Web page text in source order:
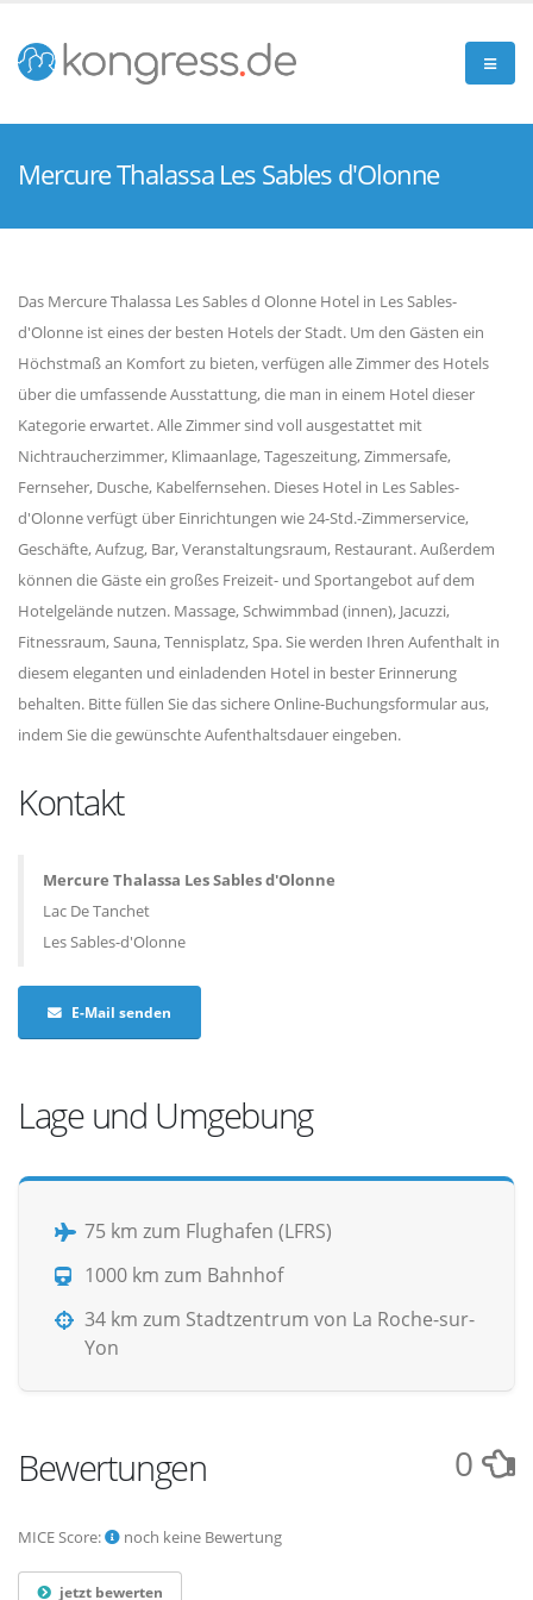
Mercure Thalassa Les Sables d'Olonne
Das Mercure Thalassa Les Sables d Olonne Hotel in Les Sables-
d'Olonne ist eines der besten Hotels der Stadt. Um den Gästen ein
Höchstmaß an Komfort zu bieten, verfügen alle Zimmer des Hotels
über die umfassende Ausstattung, die man in einem Hotel dieser
Kategorie erwartet. Alle Zimmer sind voll ausgestattet mit
Nichtraucherzimmer, Klimaanlage, Tageszeitung, Zimmersafe,
Fernseher, Dusche, Kabelfernsehen. Dieses Hotel in Les Sables-
d'Olonne verfügt über Einrichtungen wie 24-Std.-Zimmerservice,
Geschäfte, Aufzug, Bar, Veranstaltungsraum, Restaurant. Außerdem
können die Gäste ein großes Freizeit- und Sportangebot auf dem
Hotelgelände nutzen. Massage, Schwimmbad (innen), Jacuzzi,
Fitnessraum, Sauna, Tennisplatz, Spa. Sie werden Ihren Aufenthalt in
diesem eleganten und einladenden Hotel in bester Erinnerung
behalten. Bitte füllen Sie das sichere Online-Buchungsformular aus,
indem Sie die gewünschte Aufenthaltsdauer eingeben.
Kontakt
Mercure Thalassa Les Sables d'Olonne
Lac De Tanchet
Les Sables-d'Olonne
E-Mail senden
Lage und Umgebung
75 km zum Flughafen (LFRS)
1000 km zum Bahnhof
34 km zum Stadtzentrum von La Roche-sur-
Yon
Bewertungen 0
MICE Score: noch keine Bewertung
jetzt bewerten